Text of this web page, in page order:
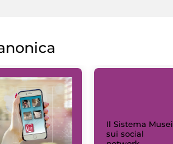
Il Sistema Musei
sui social